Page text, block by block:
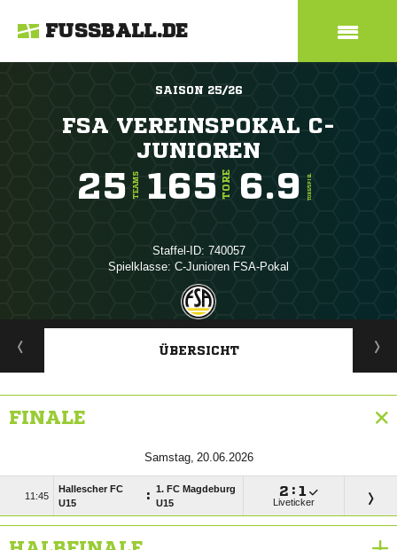
FUSSBALL.DE
SAISON 25/26
FSA VEREINSPOKAL C-
JUNIOREN
25 TEAMS 165 TORE 6.9 TORE/SPIEL
Staffel-ID: 740057
Spielklasse: C-Junioren FSA-Pokal
ANZEIGE
ÜBERSICHT
FINALE
 

Hallescher FC
U15
: 1. FC Magdeburg
U15
 : 
Liveticker